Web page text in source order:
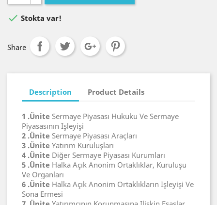
 Stokta var!
Share
Description Product Details
1 .Ünite Sermaye Piyasası Hukuku Ve Sermaye
Piyasasının Işleyişi
2 .Ünite Sermaye Piyasası Araçları
3 .Ünite Yatırım Kuruluşları
4 .Ünite Diğer Sermaye Piyasası Kurumları
5 .Ünite Halka Açık Anonim Ortaklıklar, Kuruluşu
Ve Organları
6 .Ünite Halka Açık Anonim Ortaklıkların Işleyişi Ve
Sona Ermesi